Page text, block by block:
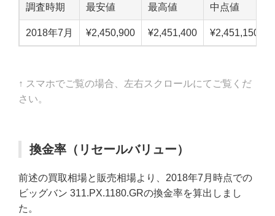
調査時期 最安値 最高値 中点値
2018年7月 ¥2,450,900 ¥2,451,400 ¥2,451,150
↑ スマホでご覧の場合、左右スクロールにてご覧くだ
さい。
換金率（リセールバリュー）
前述の買取相場と販売相場より、2018年7月時点での
ビッグバン 311.PX.1180.GRの換金率を算出しまし
た。